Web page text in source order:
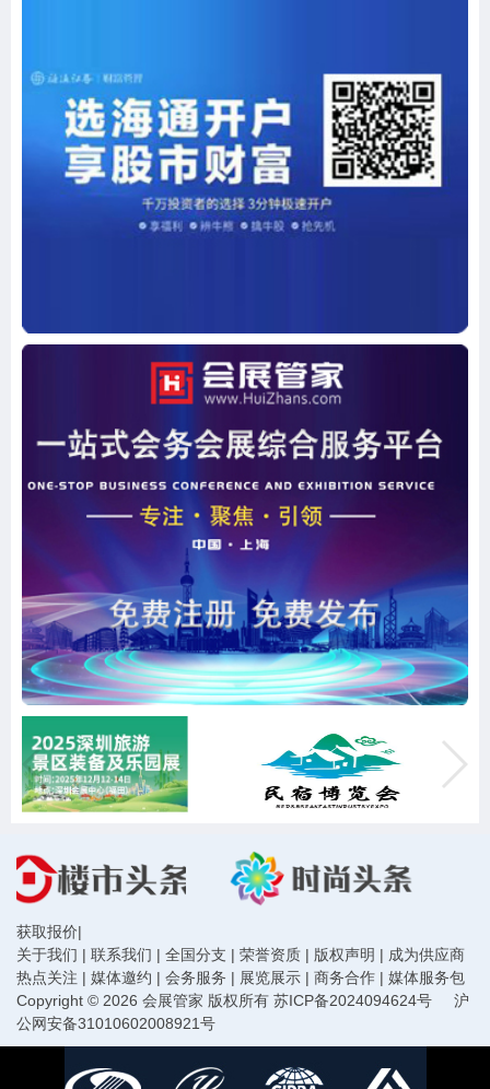
获取报价|
关于我们 | 联系我们 | 全国分支 | 荣誉资质 | 版权声明 | 成为供应商
热点关注 | 媒体邀约 | 会务服务 | 展览展示 | 商务合作 | 媒体服务包
Copyright © 2026 会展管家 版权所有 苏ICP备2024094624号
沪
公网安备31010602008921号